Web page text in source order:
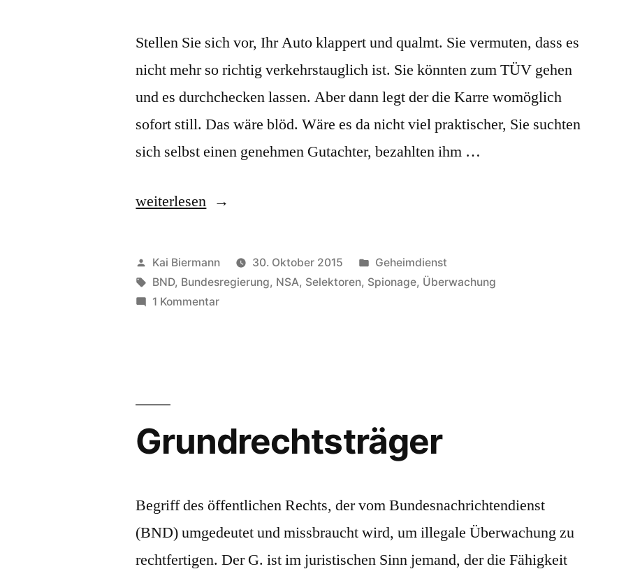
Stellen Sie sich vor, Ihr Auto klappert und qualmt. Sie vermuten, dass es
nicht mehr so richtig verkehrstauglich ist. Sie könnten zum TÜV gehen
und es durchchecken lassen. Aber dann legt der die Karre womöglich
sofort still. Das wäre blöd. Wäre es da nicht viel praktischer, Sie suchten
sich selbst einen genehmen Gutachter, bezahlten ihm …
„Vertrauensperson,
weiterlesen
Veröffentlicht
von
Kai Biermann 30. Oktober 2015
Veröffentlicht
in
Geheimdienst
Schlagwörter:
BND, Bundesregierung, NSA, Selektoren, Spionage, Überwachung
1 Kommentarzu
Grundrechtsträger
Begriff des öffentlichen Rechts, der vom Bundesnachrichtendienst
(BND) umgedeutet und missbraucht wird, um illegale Überwachung zu
rechtfertigen. Der G. ist im juristischen Sinn jemand, der die Fähigkeit